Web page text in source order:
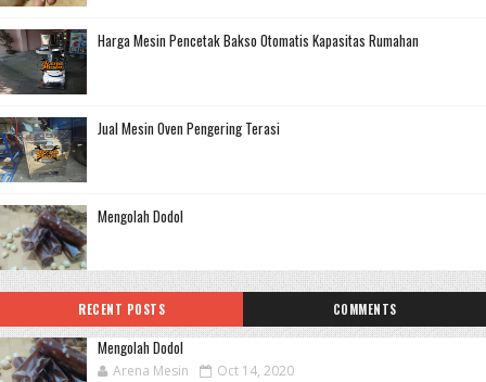
Harga Mesin Pencetak Bakso Otomatis Kapasitas Rumahan
Jual Mesin Oven Pengering Terasi
Mengolah Dodol
RECENT POSTS COMMENTS
Mengolah Dodol
Arena Mesin Oct 14, 2020